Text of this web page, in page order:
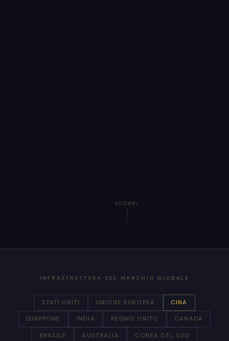
SCORRI
INFRASTRUTTURA DEL MARCHIO GLOBALE
STATI UNITI UNIONE EUROPEA CINA
GIAPPONE INDIA REGNO UNITO CANADA
BRASILE AUSTRALIA COREA DEL SUD